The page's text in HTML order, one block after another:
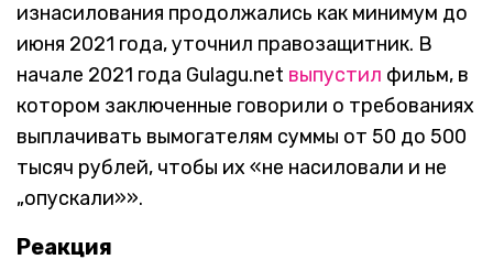
изнасилования продолжались как минимум до
июня 2021 года, уточнил правозащитник. В
начале 2021 года Gulagu.net выпустил фильм, в
котором заключенные говорили о требованиях
выплачивать вымогателям суммы от 50 до 500
тысяч рублей, чтобы их «не насиловали и не
„опускали»».
Реакция